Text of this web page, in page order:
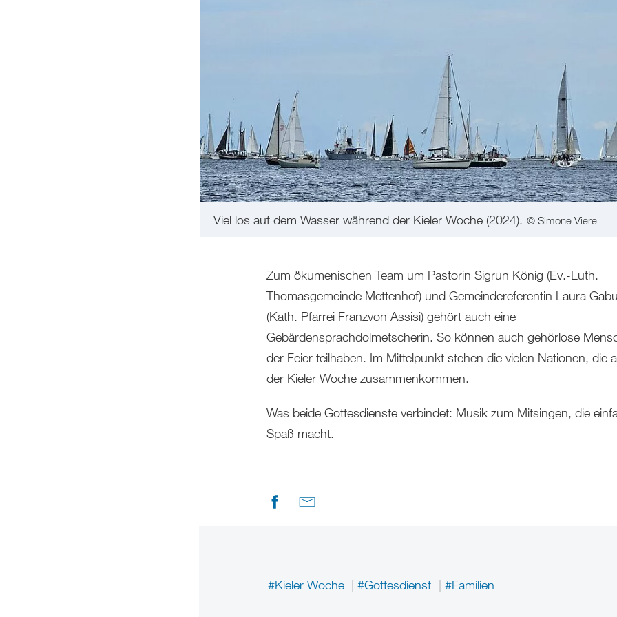
Viel los auf dem Wasser während der Kieler Woche (2024). © Simone Viere
Zum ökumenischen Team um Pastorin Sigrun König (Ev.-Luth.
Thomasgemeinde Mettenhof) und Gemeindereferentin Laura
(Kath. Pfarrei Franzvon Assisi) gehört auch eine
Gebärdensprachdolmetscherin. So können auch gehörlose
der Feier teilhaben. Im Mittelpunkt stehen die vielen Nationen, die
der Kieler Woche zusammenkommen.
Was beide Gottesdienste verbindet: Musik zum Mitsingen, die
Spaß macht.
#Kieler Woche #Gottesdienst #Familien